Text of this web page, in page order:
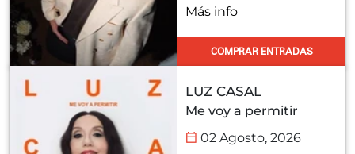
Más info
COMPRAR ENTRADAS
LUZ CASAL
Me voy a permitir
02 Agosto, 2026